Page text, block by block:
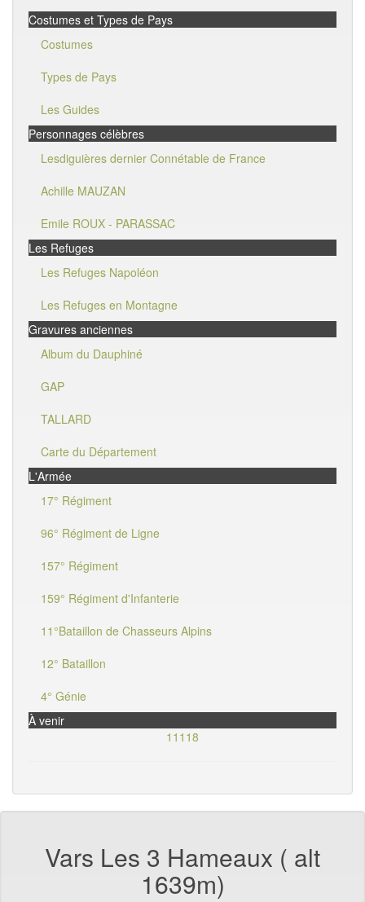
Costumes et Types de Pays
Costumes
Types de Pays
Les Guides
Personnages célèbres
Lesdiguières dernier Connétable de France
Achille MAUZAN
Emile ROUX - PARASSAC
Les Refuges
Les Refuges Napoléon
Les Refuges en Montagne
Gravures anciennes
Album du Dauphiné
GAP
TALLARD
Carte du Département
L'Armée
17° Régiment
96° Régiment de Ligne
157° Régiment
159° Régiment d'Infanterie
11°Bataillon de Chasseurs Alpins
12° Bataillon
4° Génie
À venir
11118
Vars Les 3 Hameaux ( alt
1639m)